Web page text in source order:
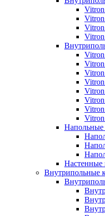
Напольные
Настенные
Внутрипольные